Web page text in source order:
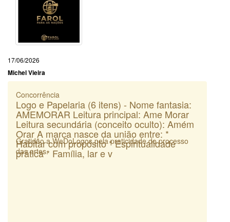
17/06/2026
Michel Vieira
Concorrência
Logo e Papelaria (6 itens) - Nome fantasia:
AMEMORAR Leitura principal: Ame Morar
Leitura secundária (conceito oculto): Amém
Orar A marca nasce da união entre: *
Habitar com propósito * Espiritualidade
prática * Família, lar e v
Gratidão a WeDoLogos pela praticidade do processo
das artes.